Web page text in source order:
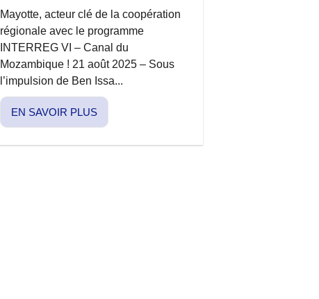
Mayotte, acteur clé de la coopération
régionale avec le programme
INTERREG VI – Canal du
Mozambique ! 21 août 2025 – Sous
l’impulsion de Ben Issa...
EN SAVOIR PLUS